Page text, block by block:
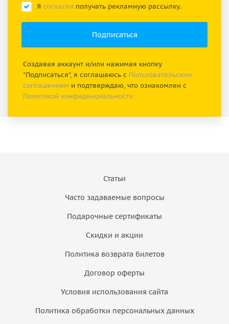
Я согласен получать рекламную рассылку.
Создавая аккаунт и/или нажимая кнопку
"Подписаться", я соглашаюсь с Пользовательским
соглашением и подтверждаю, что ознакомлен с
Политикой конфиденциальности
Статьи
Часто задаваемые вопросы
Подарочные сертификаты
Скидки и акции
Политика возврата билетов
Договор оферты
Условия использования сайта
Политика обработки персональных данных